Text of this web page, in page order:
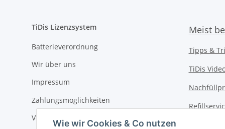
TiDis Lizenzsystem
Batterieverordnung
Wir über uns
Impressum
Zahlungsmöglichkeiten
Versandkosten
Meist
Tipps &
TiDis
Wie wir Cookies & Co nutzen